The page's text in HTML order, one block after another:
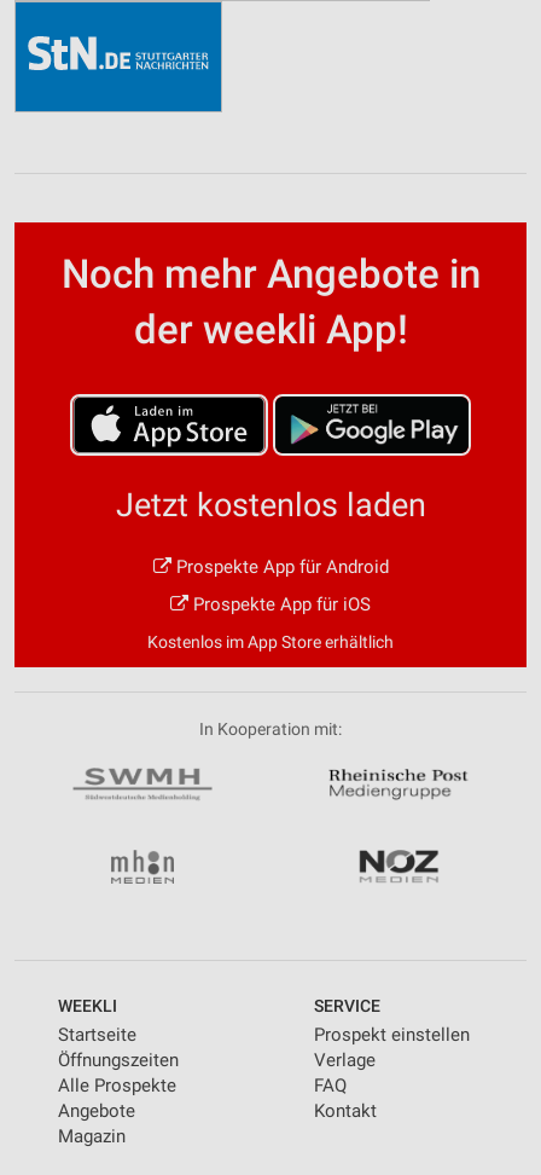
Noch mehr Angebote in
der weekli App!
Jetzt kostenlos laden
Prospekte App für Android
Prospekte App für iOS
Kostenlos im App Store erhältlich
In Kooperation mit:
WEEKLI
Startseite
Öffnungszeiten
Alle Prospekte
Angebote
Magazin
SERVICE
Prospekt einstellen
Verlage
FAQ
Kontakt